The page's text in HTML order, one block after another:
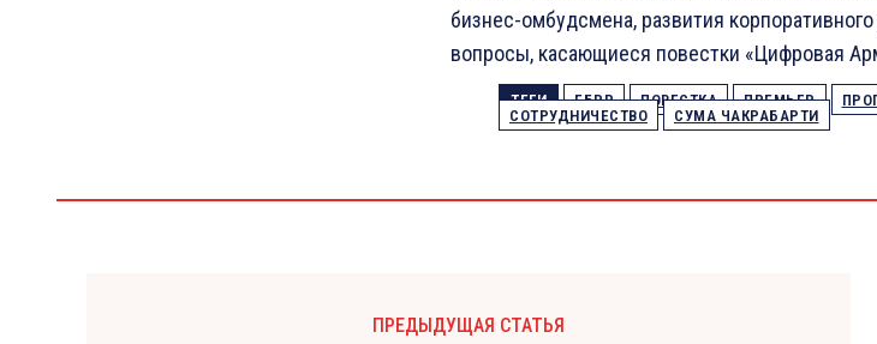
бизнес-омбудсмена, развития
вопросы, касающиеся повестки «Цифровая
ТЕГИ ЕБРР ПОВЕСТКА ПРЕМЬЕР
СОТРУДНИЧЕСТВО
СУМА ЧАКРАБАРТИ
ПРЕДЫДУЩАЯ СТАТЬЯ